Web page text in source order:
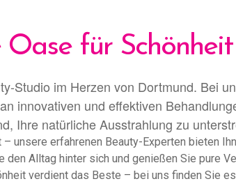
für
Studio im Herzen von Dortmund. Bei
innovativen und effektiven
Ihre natürliche Ausstrahlung zu
unsere erfahrenen Beauty-Experten bieten
Alltag hinter sich und genießen Sie pure
verdient das Beste – bei uns finden Sie